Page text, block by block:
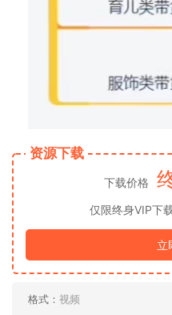
资源下载
下载价格
仅限终身VIP下
立
格式： 视频